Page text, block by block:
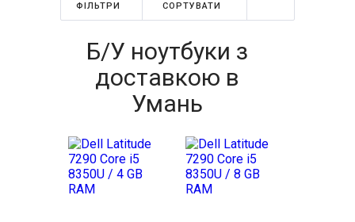
ФІЛЬТРИ СОРТУВАТИ
Б/У ноутбуки з
доставкою в
Умань